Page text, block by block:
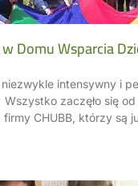
Domu Wsparcia
niezwykle intensywny i
Wszystko zaczęło się
CHUBB, którzy są